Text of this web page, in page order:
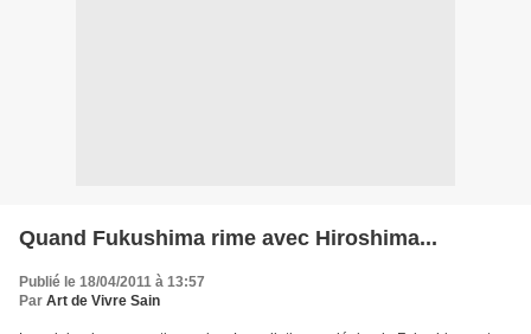
Quand Fukushima rime avec Hiroshima...
Publié le 18/04/2011 à 13:57
Par Art de Vivre Sain